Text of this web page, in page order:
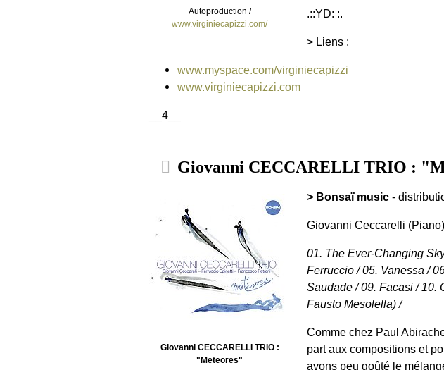
Autoproduction /
www.virginiecapizzi.com/
.::YD: :.
> Liens :
www.myspace.com/virginiecapizzi
www.virginiecapizzi.com
__4__
Giovanni CECCARELLI TRIO :
Giovanni CECCARELLI TRIO :
"Meteores"
> Bonsaï music -
Giovanni Ceccarelli
01. The Ever-Changing
Ferruccio / 05. Vanessa /
Saudade / 09. Facasi / 10.
Fausto Mesolella) /
Comme chez Paul
part aux compositions et
avons peu goûté le